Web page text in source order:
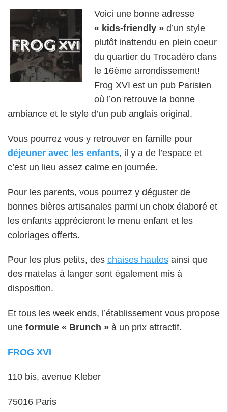
Voici une bonne adresse
« kids-friendly » d’un style
plutôt inattendu en plein coeur
du quartier du Trocadéro dans
le 16ème arrondissement!
Frog XVI est un pub Parisien
où l’on retrouve la bonne
ambiance et le style d’un pub anglais original.
Vous pourrez vous y retrouver en famille pour
déjeuner avec les enfants, il y a de l’espace et
c’est un lieu assez calme en journée.
Pour les parents, vous pourrez y déguster de
bonnes bières artisanales parmi un choix élaboré et
les enfants apprécieront le menu enfant et les
coloriages offerts.
Pour les plus petits, des chaises hautes ainsi que
des matelas à langer sont également mis à
disposition.
Et tous les week ends, l’établissement vous propose
une formule « Brunch » à un prix attractif.
FROG XVI
110 bis, avenue Kleber
75016 Paris